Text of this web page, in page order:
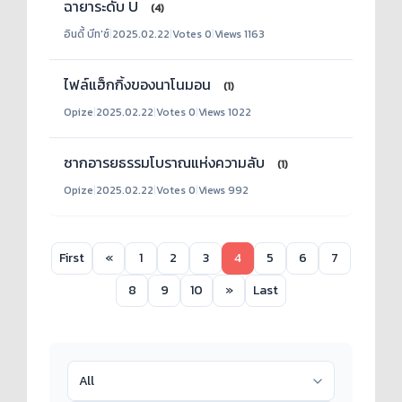
ฉายาระดับ U
(4)
อินดี้ บีท'ซ์|2025.02.22|Votes 0|Views 1163
ไฟล์แฮ็กกิ้งของนาโนมอน
(1)
Opize|2025.02.22|Votes 0|Views 1022
ซากอารยธรรมโบราณแห่งความลับ
(1)
Opize|2025.02.22|Votes 0|Views 992
First « 1 2 3 4 5 6
7
8
9 10 » Last